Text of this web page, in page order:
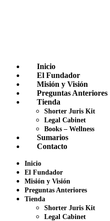
Inicio
El Fundador
Misión y Visión
Preguntas Anteriores
Tienda
Shorter Juris Kit
Legal Cabinet
Books – Wellness
Sumarios
Contacto
Inicio
El Fundador
Misión y Visión
Preguntas Anteriores
Tienda
Shorter Juris Kit
Legal Cabinet